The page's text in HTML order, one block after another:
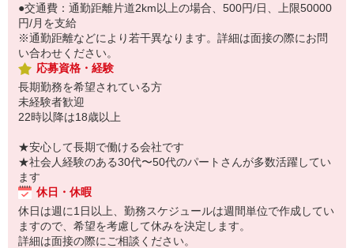
●交通費：通勤距離片道2km以上の場合、500円/日、上限50000
円/月を支給
※通勤距離などにより若干異なります。詳細は面接の際にお問
い合わせください。
応募資格・経験
長期勤務を希望されている方
未経験者歓迎
22時以降は18歳以上
★安心して長期で働ける会社です
★社会人経験のある30代〜50代のパートさんが多数活躍してい
ます
休日・休暇
休日は週に1日以上、勤務スケジュールは週間単位で作成してい
ますので、希望を考慮して休みを決定します。
詳細は面接の際にご相談ください。